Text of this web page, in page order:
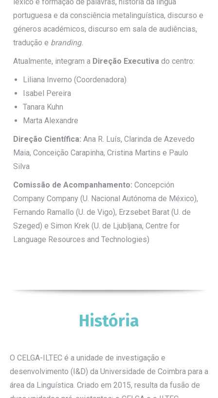
léxico e formação de palavras, história da língua
portuguesa e da consciência metalinguística, discurso e
géneros académicos, discurso em sala de audiências,
tradução e branding.
Atualmente, integram a Direção Executiva do centro:
Liliana Inverno (Coordenadora)
Isabel Pereira
Tanara Kuhn
Marta Alexandre
Direção Científica:Ana R. Luís, Clarinda de Azevedo
Maia, Conceição Carapinha, Cristina Martins e Paulo
Silva
Comissão de Acompanhamento:Concepción
Company Company (U. Nacional Autónoma de México),
Fernando Ramallo (U. de Vigo), Erzsebet Barat (U. de
Szeged) e Simon Krek (U. de Ljubljana, Centre for
Language Resources and Technologies)
História
O CELGA-ILTEC é a unidade de investigação e
desenvolvimento (I&D) da Universidade de Coimbra para a
área da Linguística. Criado em 2015, resulta da fusão de